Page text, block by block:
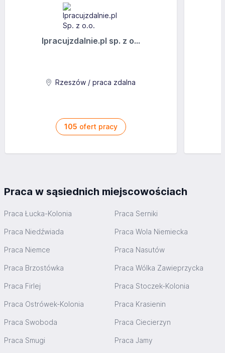
Ipracujzdalnie.pl sp. z o...
Rzeszów / praca zdalna
105 ofert pracy
Praca w sąsiednich miejscowościach
Praca Łucka-Kolonia Praca Serniki
Praca Niedźwiada Praca Wola Niemiecka
Praca Niemce Praca Nasutów
Praca Brzostówka Praca Wólka Zawieprzycka
Praca Firlej Praca Stoczek-Kolonia
Praca Ostrówek-Kolonia Praca Krasienin
Praca Swoboda Praca Ciecierzyn
Praca Smugi Praca Jamy